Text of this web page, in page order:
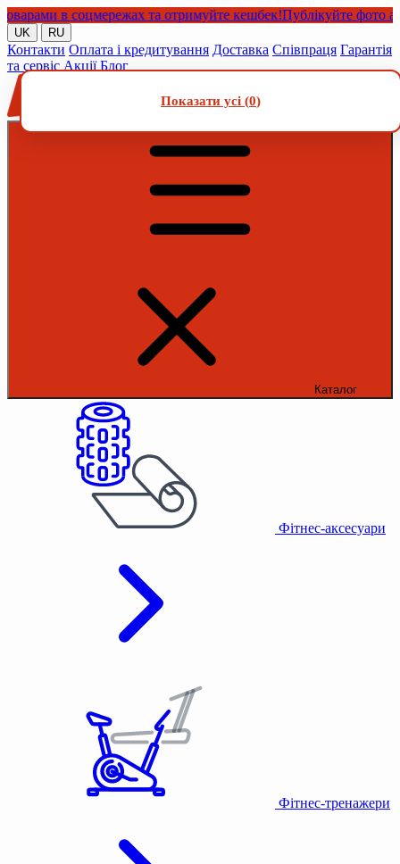
в соцмережах та отримуйте кешбек!Публікуйте фото або
UK RU
Контакти Оплата і кредитування Доставка Співпраця Гарантія
та сервіс Акції Блог
Каталог
Фітнес-аксесуари
Фітнес-тренажери
Показати усі (0)